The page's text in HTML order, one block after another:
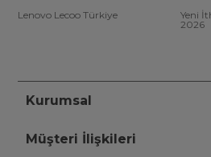
Lenovo Lecoo Türkiye
Yeni
2026
Kurumsal
Müşteri İlişkileri